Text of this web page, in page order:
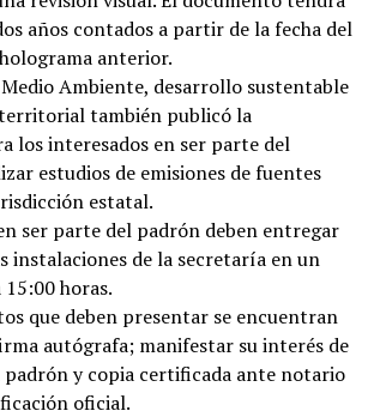
años contados a partir de la fecha del
anterior.
Ambiente, desarrollo sustentable
también publicó la
los interesados en ser parte del
estudios de emisiones de fuentes
estatal.
ser parte del padrón deben entregar
instalaciones de la secretaría en un
horas.
que deben presentar se encuentran
autógrafa; manifestar su interés de
y copia certificada ante notario
oficial.